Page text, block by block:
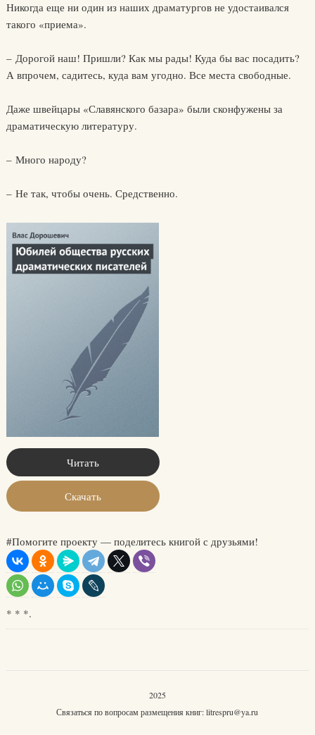
Никогда еще ни один из наших драматургов не удостаивался
такого «приема».
– Дорогой наш! Пришли? Как мы рады! Куда бы вас посадить?
А впрочем, садитесь, куда вам угодно. Все места свободные.
Даже швейцары «Славянского базара» были сконфужены за
драматическую литературу.
– Много народу?
– Не так, чтобы очень. Средственно.
Читать
Скачать
#Помогите проекту — поделитесь книгой с друзьями!
* * *.
2025
Связаться по вопросам размещения книг:litrespru@ya.ru